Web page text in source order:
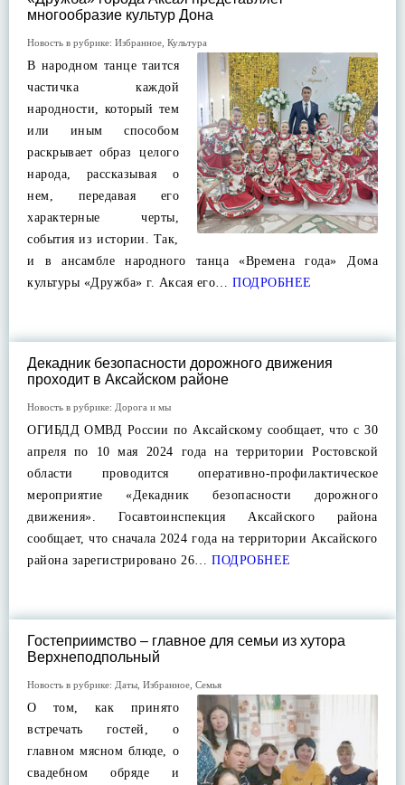
многообразие культур Дона
Новость в рубрике: Избранное Культура
В народном танце таится
частичка каждой
народности, который тем
или иным способом
раскрывает образ целого
народа, рассказывая о
нем, передавая его
характерные черты,
события из истории. Так,
и в ансамбле народного танца «Времена года» Дома
культуры «Дружба» г. Аксая его… ПОДРОБНЕЕ
Декадник безопасности дорожного движения
проходит в Аксайском районе
Новость в рубрике: Дорога и мы
ОГИБДД ОМВД России по Аксайскому сообщает, что с 30
апреля по 10 мая 2024 года на территории Ростовской
области проводится оперативно-профилактическое
мероприятие «Декадник безопасности дорожного
движения». Госавтоинспекция Аксайского района
сообщает, что сначала 2024 года на территории Аксайского
района зарегистрировано 26… ПОДРОБНЕЕ
Гостеприимство – главное для семьи из хутора
Верхнеподпольный
Новость в рубрике: Даты Избранное Семья
О том, как принято
встречать гостей, о
главном мясном блюде, о
свадебном обряде и